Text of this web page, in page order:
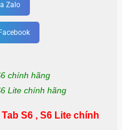
Zalo
chính hãng
Lite chính hãng
S6 , S6 Lite chính